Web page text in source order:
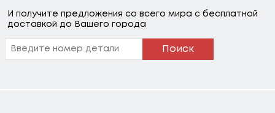
И получите предложения со всего мира с бесплатной
доставкой до Вашего города
Поиск